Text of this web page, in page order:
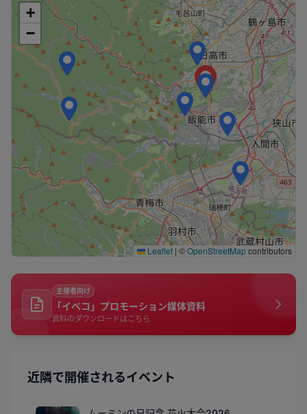
+
−
Leaflet | ©OpenStreetMapcontributors
主催者向け
「イベコ」プロモーション媒体資料
資料のダウンロードはこちら
近隣で開催されるイベント